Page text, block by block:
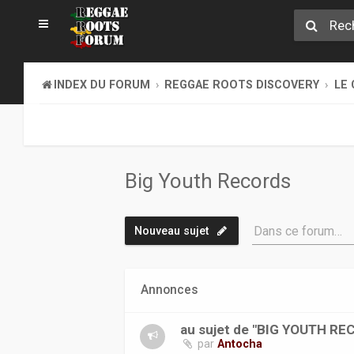
INDEX DU FORUM REGGAE ROOTS DISCOVERY LE
Big Youth Records
Nouveau sujet Dans ce forum…
Annonces
au sujet de "BIG YOUTH
parAntocha